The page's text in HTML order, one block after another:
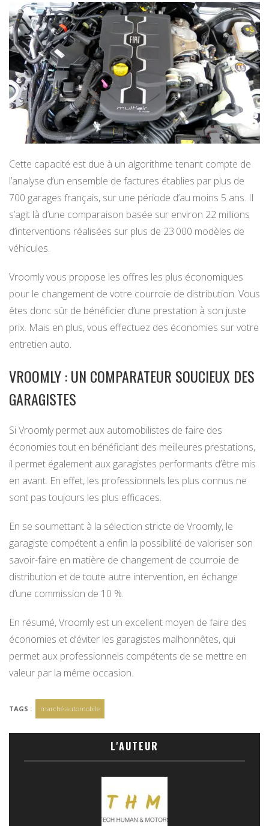
Cette capacité est due à un algorithme tenant compte de
l’analyse d’un ensemble de factures établies par plus de
700 garages français, sur une période d’au moins 5 ans. Il
s’agit là d’une comparaison basée sur environ 22 millions
d’interventions réalisées sur plus de 23 000 modèles de
véhicules.
Vroomly vous propose les offres les plus économiques
pour le changement de votre courroie de distribution. Vous
êtes donc sûr de bénéficier d’une prestation à son juste
prix. Mais en plus, vous effectuez des économies sur votre
entretien auto.
VROOMLY : UN COMPARATEUR SOUCIEUX DES
GARAGISTES
Si Vroomly permet aux automobilistes de faire des
économies tout en bénéficiant des meilleures prestations,
il permet également aux garagistes performants d’être mis
en avant. En effet, les professionnels les plus connus ne
sont pas toujours les plus efficaces.
En se soumettant à la sélection stricte de Vroomly, le
garagiste compétent a enfin la possibilité de valoriser son
savoir-faire en matière de changement de courroie de
distribution et de toute autre intervention, en échange
d’une commission de 10 %.
En résumé, Vroomly est un excellent moyen de faire des
économies et d’éviter les garagistes malhonnêtes, qui
permet aux professionnels compétents de se mettre en
valeur par la même occasion.
TAGS : marché automobile
L'AUTEUR